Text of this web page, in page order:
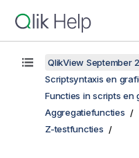
QlikView September
Scriptsyntaxis en
Functies in scripts en
Aggregatiefuncties
Z-testfuncties